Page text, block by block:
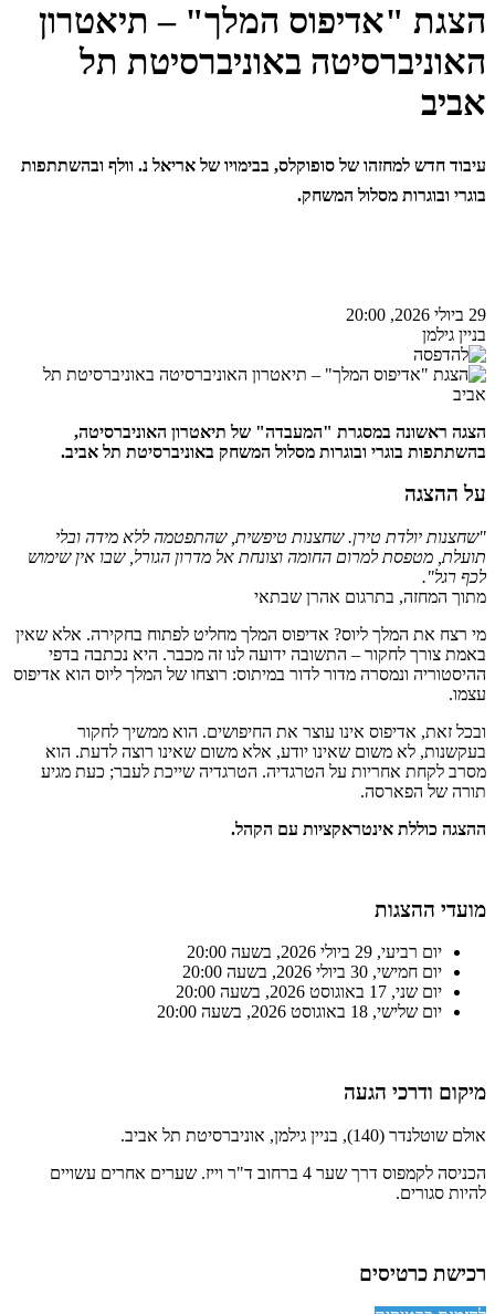
הצגת "אדיפוס המלך" – תיאטרון
האוניברסיטה באוניברסיטת תל
אביב
עיבוד חדש למחזהו של סופוקלס, בבימויו של אריאל נ. וולף ובהשתתפות
בוגרי ובוגרות מסלול המשחק.
29 ביולי 2026, 20:00
בניין גילמן
הצגה ראשונה במסגרת "המעבדה" של תיאטרון האוניברסיטה,
בהשתתפות בוגרי ובוגרות מסלול המשחק באוניברסיטת תל אביב.
על ההצגה
"שחצנות יולדת טירן. שחצנות טיפשית, שהתפטמה ללא מידה ובלי
תועלת, מטפסת למרום החומה וצונחת אל מדרון הגורל, שבו אין שימוש
לכף רגל".
מתוך המחזה, בתרגום אהרן שבתאי
מי רצח את המלך ליוס? אדיפוס המלך מחליט לפתוח בחקירה. אלא שאין
באמת צורך לחקור – התשובה ידועה לנו זה מכבר. היא נכתבה בדפי
ההיסטוריה ונמסרה מדור לדור במיתוס: רוצחו של המלך ליוס הוא אדיפוס
עצמו.
ובכל זאת, אדיפוס אינו עוצר את החיפושים. הוא ממשיך לחקור
בעקשנות, לא משום שאינו יודע, אלא משום שאינו רוצה לדעת. הוא
מסרב לקחת אחריות על הטרגדיה. הטרגדיה שייכת לעבר; כעת מגיע
תורה של הפארסה.
ההצגה כוללת אינטראקציות עם הקהל.
מועדי ההצגות
יום רביעי, 29 ביולי 2026, בשעה 20:00
יום חמישי, 30 ביולי 2026, בשעה 20:00
יום שני, 17 באוגוסט 2026, בשעה 20:00
יום שלישי, 18 באוגוסט 2026, בשעה 20:00
מיקום ודרכי הגעה
אולם שוטלנדר (140), בניין גילמן, אוניברסיטת תל אביב.
הכניסה לקמפוס דרך שער 4 ברחוב ד"ר וייז. שערים אחרים עשויים
להיות סגורים.
רכישת כרטיסים